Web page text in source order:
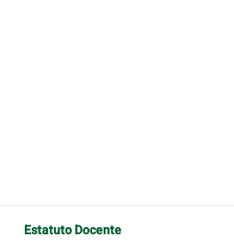
Estatuto Docente